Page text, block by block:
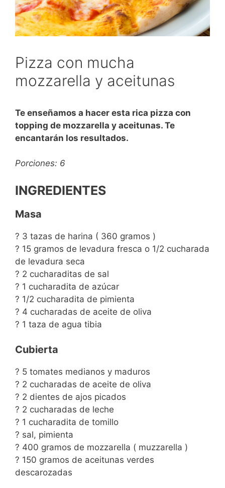
Pizza con mucha
mozzarella y aceitunas
Te enseñamos a hacer esta rica pizza con
topping de mozzarella y aceitunas. Te
encantarán los resultados.
Porciones: 6
INGREDIENTES
Masa
? 3 tazas de harina ( 360 gramos )
? 15 gramos de levadura fresca o 1/2 cucharada
de levadura seca
? 2 cucharaditas de sal
? 1 cucharadita de azúcar
? 1/2 cucharadita de pimienta
? 4 cucharadas de aceite de oliva
? 1 taza de agua tibia
Cubierta
? 5 tomates medianos y maduros
? 2 cucharadas de aceite de oliva
? 2 dientes de ajos picados
? 2 cucharadas de leche
? 1 cucharadita de tomillo
? sal, pimienta
? 400 gramos de mozzarella ( muzzarella )
? 150 gramos de aceitunas verdes
descarozadas